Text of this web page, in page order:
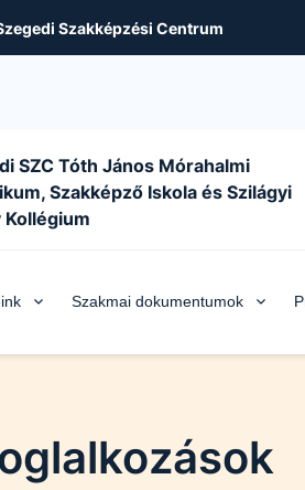
Szakképzési Centrum
SZC Tóth János Mórahalmi
Szakképző Iskola és Szilágyi
Kollégium
Szakmai dokumentumok